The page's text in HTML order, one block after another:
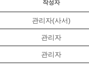
작성자
관리자(사서)
관리자
관리자